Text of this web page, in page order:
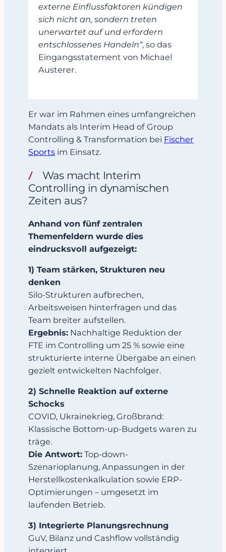
externe Einflussfaktoren kündigen
sich nicht an, sondern treten
unerwartet auf und erfordern
entschlossenes Handeln“, so das
Eingangsstatement von Michael
Austerer.
Er war im Rahmen eines umfangreichen
Mandats als Interim Head of Group
Controlling & Transformation bei Fischer
Sports im Einsatz.
Was macht Interim
Controlling in dynamischen
Zeiten aus?
Anhand von fünf zentralen
Themenfeldern wurde dies
eindrucksvoll aufgezeigt:
1) Team stärken, Strukturen neu
denken
Silo-Strukturen aufbrechen,
Arbeitsweisen hinterfragen und das
Team breiter aufstellen.
Ergebnis: Nachhaltige Reduktion der
FTE im Controlling um 25 % sowie eine
strukturierte interne Übergabe an einen
gezielt entwickelten Nachfolger.
2) Schnelle Reaktion auf externe
Schocks
COVID, Ukrainekrieg, Großbrand:
Klassische Bottom-up-Budgets waren zu
träge.
Die Antwort: Top-down-
Szenarioplanung, Anpassungen in der
Herstellkostenkalkulation sowie ERP-
Optimierungen – umgesetzt im
laufenden Betrieb.
3) Integrierte Planungsrechnung
GuV, Bilanz und Cashflow vollständig